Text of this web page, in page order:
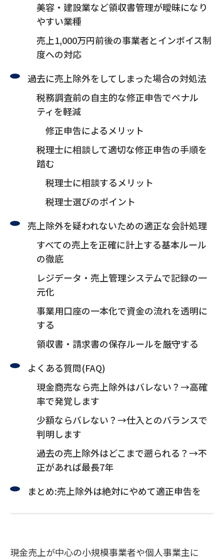
美容・建設業など領収書管理が曖昧になり
やすい業種
売上1,000万円前後の事業者とインボイス制
度への対応
過去に売上除外をしてしまった場合の対処法
税務調査前の自主的な修正申告でペナル
ティを軽減
修正申告によるメリット
税理士に相談して適切な修正申告の手順を
踏む
税理士に相談するメリット
税理士選びのポイント
売上除外を疑われないための適正な会計処理
すべての売上を正確に計上する基本ルール
の徹底
レジデータ・売上管理システムで記録の一
元化
事業用口座の一本化で資金の流れを透明に
する
領収書・請求書の保存ルールを厳守する
よくある質問(FAQ)
現金商売なら売上除外はバレない？→高確
率で発覚します
少額ならバレない？→仕入とのバランスで
判明します
過去の売上除外はどこまで遡られる？→不
正があれば最長7年
まとめ:売上除外は絶対にやめて適正申告を
現金売上が中心の小規模事業者や個人事業主に